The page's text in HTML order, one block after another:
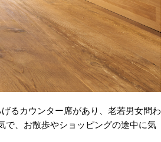
るカウンター席があり、老若男女問わ
で、お散歩やショッピングの途中に気